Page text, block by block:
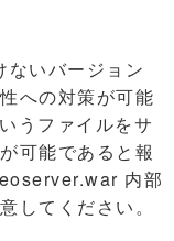
いバージョン
への対策が可能
うファイルをサ
可能であると報
内部
してください。